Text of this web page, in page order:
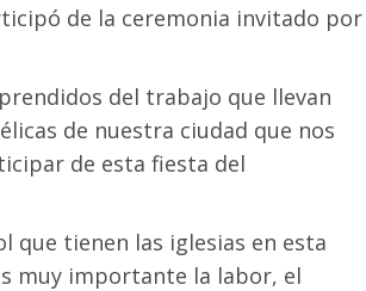
de la ceremonia invitado por
del trabajo que llevan
de nuestra ciudad que nos
de esta fiesta del
que tienen las iglesias en esta
muy importante la labor, el